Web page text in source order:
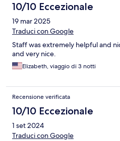
10/10 Eccezionale
19 mar 2025
Traduci con Google
Staff was extremely helpful and
and very nice.
Elizabeth, viaggio di 3 notti
Recensione verificata
10/10 Eccezionale
1 set 2024
Traduci con Google